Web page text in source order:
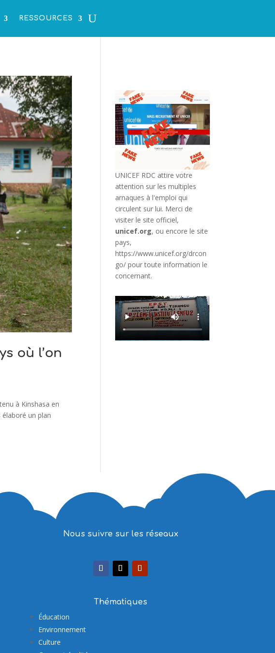
RESSOURCES
où l’on
à Kinshasa en
un plan
UNICEF RDC attire votre
attention sur les multiples
arnaques à l'emploi qui
circulent sur lui. Merci de
visiter le site officiel,
unicef.org, ou encore le site
pays,
https://www.unicef.org/drcon
go/ pour toute information le
concernant.
Nous suivre sur les réseaux
Thématiques
Éducation
Environnement
Culture